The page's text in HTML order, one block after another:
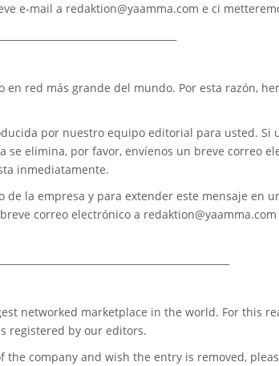
e-mail a redaktion@yaamma.com e ci
en red más grande del mundo. Por esta razón,
por nuestro equipo editorial para usted. Si
se elimina, por favor, envíenos un breve correo
inmediatamente.
de la empresa y para extender este mensaje en
correo electrónico a redaktion@yaamma.com
networked marketplace in the world. For this
registered by our editors.
the company and wish the entry is removed,